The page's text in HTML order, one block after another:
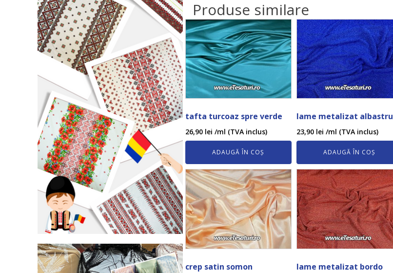
Produse similare
tafta turcoaz spre verde
26,90 lei /ml (TVA inclus)
ADAUGĂ ÎN COȘ
lame metalizat albastru
23,90 lei /ml (TVA inclus)
ADAUGĂ ÎN COȘ
crep satin somon lame metalizat bordo